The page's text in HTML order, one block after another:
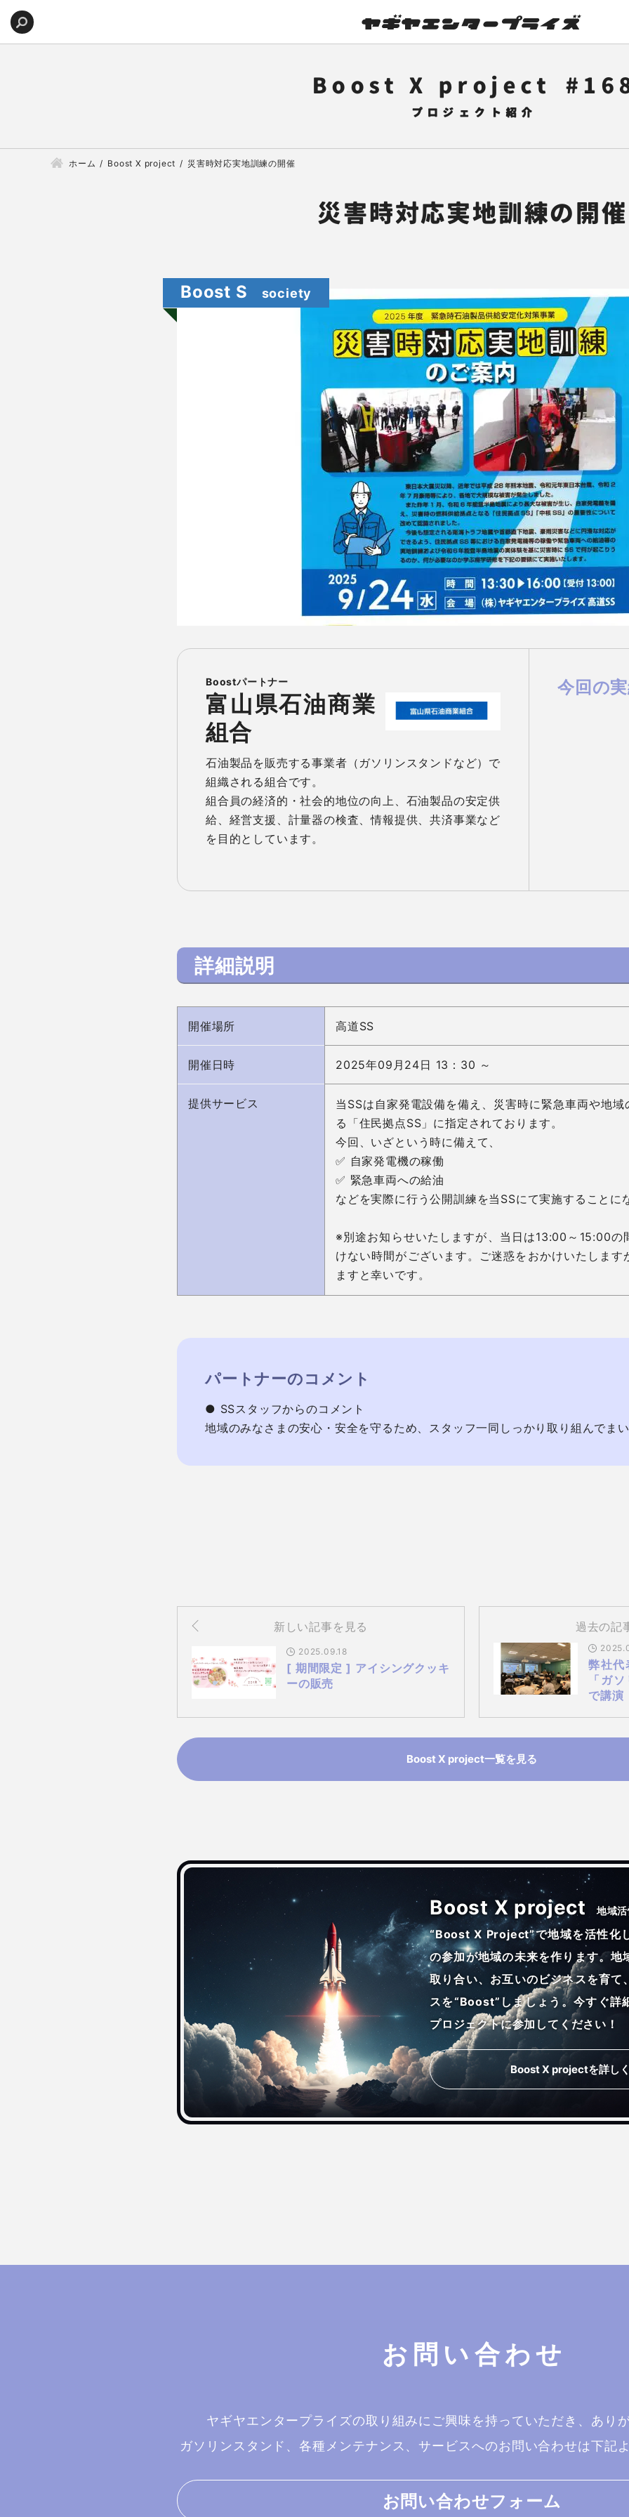
Boost X project
ホーム Boost X project 災害時対応実地訓練の開催
災害時対応実地訓練の開催
Boost S
富山県石油商業
組合
石油製品を販売する事業者（ガソリンスタンドなど）で
組織される組合です。
組合員の経済的・社会的地位の向上、石油製品の安定供
給、経営支援、計量器の検査、情報提供、共済事業など
を目的としています。
今回の
詳細説明
開催場所 高道SS
開催日時 2025年09月24日 13：30 ～
提供サービス
当SSは自家発電設備を備え、災害時に緊急車両や地
る「住民拠点SS」に指定されております。
今回、いざという時に備えて、
✅ 自家発電機の稼働
✅ 緊急車両への給油
などを実際に行う公開訓練を当SSにて実施することに
※別途お知らせいたしますが、当日は13:00～15:00の
けない時間がございます。ご迷惑をおかけいたしま
ますと幸いです。
パートナーのコメント
● SSスタッフからのコメント
新しい記事を見る
2025.09.18
[ 期間限定 ] アイシングクッキ
ーの販売
過去の記
弊社代
「ガ
で講演
Boost X project一覧を見る
Boost X project 地域
“Boost X Project”で地域を活性化
の参加が地域の未来を作ります。地
取り合い、お互いのビジネスを育て
スを“Boost”しましょう。今すぐ詳
プロジェクトに参加してください！
Boost X projectを詳し
お問い合わせ
ヤギヤエンタープライズの取り組みにご興味を持っていただき、あり
ガソリンスタンド、各種メンテナンス、サービスへのお問い合わせは下記
お問い合わせフォーム